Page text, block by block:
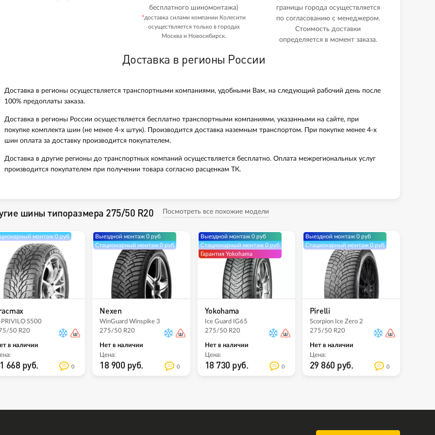
бесплатного шиномонтажа)
*доставка силами компании Колесити
осуществляется только в городах
Москва и Новосибирск.
границы города осуществляется
по согласованию с менеджером.
Стоимость доставки
определяется в момент заказа.
Доставка в регионы России
Доставка в регионы осуществляется транспортными компаниями, удобными Вам, на следующий рабочий день после
100% предоплаты заказа.
Доставка в регионы России осуществляется бесплатно транспортными компаниями, указанными на сайте, при
покупке комплекта шин (не менее 4-х штук). Производится доставка наземным транспортом. При покупке менее 4-х
шин оплата за доставку производится покупателем.
Доставка в другие регионы до транспортных компаний осуществляется бесплатно. Оплата межрегиональных услуг
производится покупателем при получении товара согласно расценкам ТК.
шины типоразмера 275/50 R20 Посмотреть все похожие модели
монтаж 0 руб
S500
50 R20
в наличии
668 руб. 0
Выездной монтаж 0 руб
Стационарный монтаж 0 руб
Nexen
WinGuard Winspike 3
275/50 R20
Нет в наличии
Цена:
18 900 руб. 0
Выездной монтаж 0 руб
Стационарный монтаж 0 руб
Гарантия Yokohama
Yokohama
Ice Guard IG65
275/50 R20
Нет в наличии
Цена:
18 730 руб. 0
Выездной монтаж 0 руб
Стационарный монтаж 0 руб
Pirelli
Scorpion Ice Zero 2
275/50 R20
Нет в наличии
Цена:
29 860 руб. 0